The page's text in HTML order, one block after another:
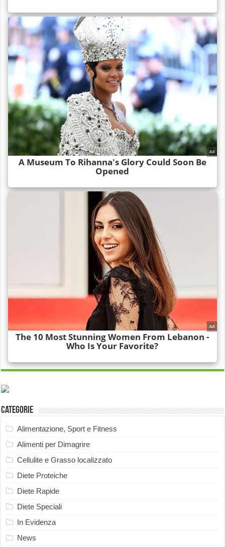
Categorie
Alimentazione, Sport e Fitness
Alimenti per Dimagrire
Cellulite e Grasso localizzato
Diete Proteiche
Diete Rapide
Diete Speciali
In Evidenza
News